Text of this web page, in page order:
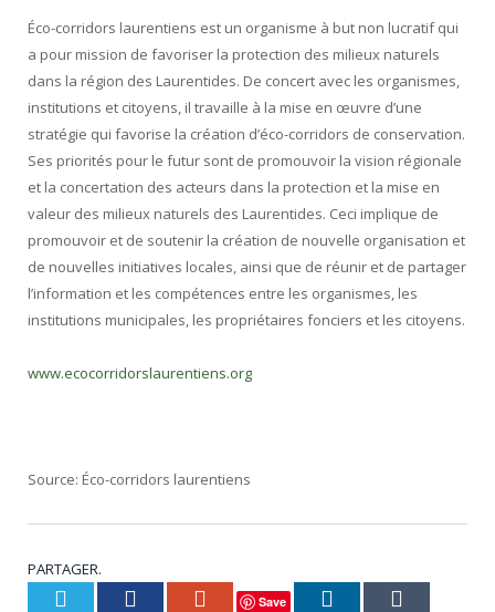
Éco-corridors laurentiens est un organisme à but non lucratif qui
a pour mission de favoriser la protection des milieux naturels
dans la région des Laurentides. De concert avec les organismes,
institutions et citoyens, il travaille à la mise en œuvre d’une
stratégie qui favorise la création d’éco-corridors de conservation.
Ses priorités pour le futur sont de promouvoir la vision régionale
et la concertation des acteurs dans la protection et la mise en
valeur des milieux naturels des Laurentides. Ceci implique de
promouvoir et de soutenir la création de nouvelle organisation et
de nouvelles initiatives locales, ainsi que de réunir et de partager
l’information et les compétences entre les organismes, les
institutions municipales, les propriétaires fonciers et les citoyens.
www.ecocorridorslaurentiens.org
Source: Éco-corridors laurentiens
PARTAGER.
Twitter Facebook Google+
Save LinkedIn